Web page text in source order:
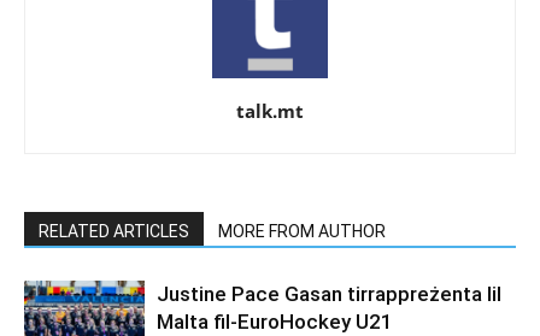
talk.mt
RELATED ARTICLES MORE FROM AUTHOR
Justine Pace Gasan tirrappreżenta lil
Malta fil-EuroHockey U21